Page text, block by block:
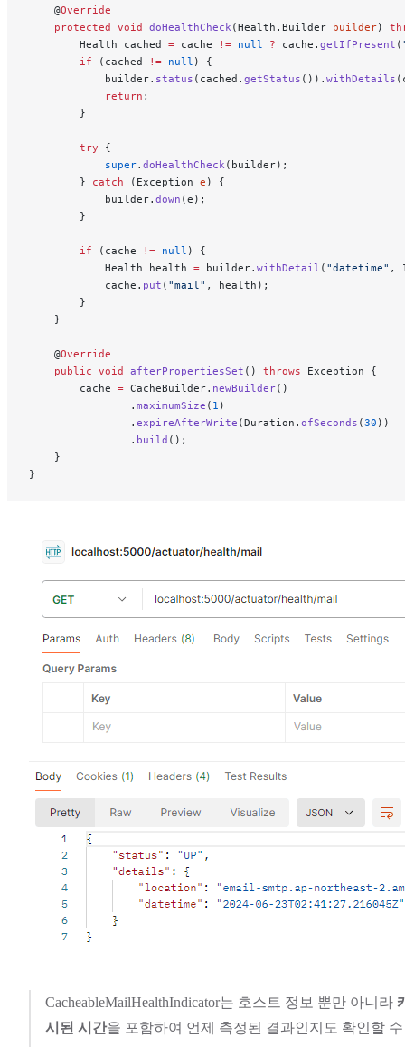
    @
Override
    protected
void doHealthCheck (Health.Builder builder)
        Health cached
= cache != null ? cache. getIfPresent (
        if
(cached != null ) {
            builder.
status (cached. getStatus ()). withDetails
            return
;
        }
        try
{
            super
. doHealthCheck (builder);
        }
catch (Exception e ) {
            builder.
down (e);
        }
        if
(cache != null ) {
            Health health
= builder. withDetail ( "datetime" ,
            cache.
put ( "mail" , health);
        }
    }
    @
Override
    public
void afterPropertiesSet () throws Exception {
        cache
= CacheBuilder. newBuilder()
                .
maximumSize ( 1 )
                .
expireAfterWrite (Duration. ofSeconds (30 ))
                .
build ();
    }
}
CacheableMailHealthIndicator는 호스트 정보 뿐만 아니라
시된 시간을 포함하여 언제 측정된 결과인지도 확인할 수